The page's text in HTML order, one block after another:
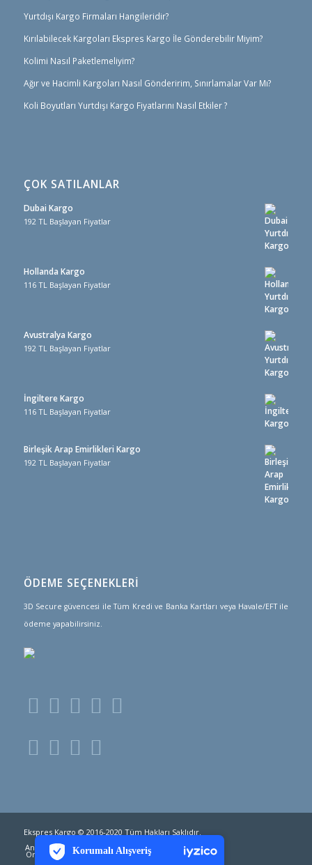
Korumalı Alışveriş
PCI-DSS Ödeme Güvenliği
7/24 Canlı Destek
iyzico Korumalı Alışveriş
Yurtdışı Kargo Firmaları Hangileridir?
Kırılabilecek Kargoları Ekspres Kargo İle Gönderebilir Miyim?
Kolimi Nasıl Paketlemeliyim?
Ağır ve Hacimli Kargoları Nasıl Gönderirim, Sınırlamalar Var Mı?
Koli Boyutları Yurtdışı Kargo Fiyatlarını Nasıl Etkiler ?
ÇOK SATILANLAR
Dubai Kargo
192 TL Başlayan Fiyatlar
Hollanda Kargo
116 TL Başlayan Fiyatlar
Avustralya Kargo
192 TL Başlayan Fiyatlar
İngiltere Kargo
116 TL Başlayan Fiyatlar
Birleşik Arap Emirlikleri Kargo
192 TL Başlayan Fiyatlar
ÖDEME SEÇENEKLERİ
3D Secure güvencesi ile Tüm Kredi ve Banka Kartları veya Havale/EFT ile
ödeme yapabilirsiniz.
Ekspres Kargo © 2016-2020 Tüm Hakları Saklıdır.
Anasayfa
Hizmetlerimiz Ülkeler ve Fiyatlar
Online Mağaza Kargo Takip